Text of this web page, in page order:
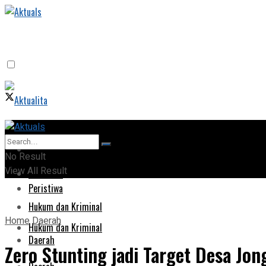
Home
Peristiwa
Hukum dan Kriminal
Daerah
Home
Peristiwa
Hukum dan Kriminal
No Result
View All Result
HomeDaerah
Zero Stunting jadi Target Desa